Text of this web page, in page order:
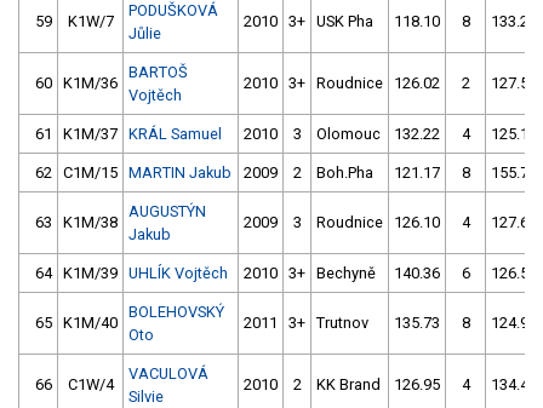
59 K1W/7
PODUŠKOVÁ
Jůlie
2010 3+ USK Pha 118.10 8 133.22
60 K1M/36
BARTOŠ
Vojtěch
2010 3+ Roudnice 126.02 2 127.52
61 K1M/37 KRÁL Samuel 2010 3 Olomouc 132.22 4 125.15
62 C1M/15 MARTIN Jakub 2009 2 Boh.Pha 121.17 8 155.73
63 K1M/38
AUGUSTÝN
Jakub
2009 3 Roudnice 126.10 4 127.62
64 K1M/39 UHLÍK Vojtěch 2010 3+ Bechyně 140.36 6 126.59
65 K1M/40
BOLEHOVSKÝ
Oto
2011 3+ Trutnov 135.73 8 124.94
66 C1W/4
VACULOVÁ
Silvie
2010 2 KK Brand 126.95 4 134.40